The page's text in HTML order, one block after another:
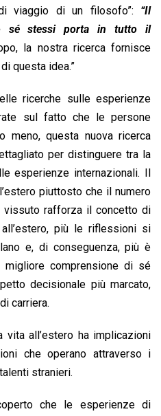
viaggio di un filosofo”: “Il
sé stessi porta in tutto il
la nostra ricerca fornisce
questa idea.”
ricerche sulle esperienze
sul fatto che le persone
meno, questa nuova ricerca
per distinguere tra la
esperienze internazionali. Il
piuttosto che il numero
rafforza il concetto di
più le riflessioni si
e, di conseguenza, più è
migliore comprensione di sé
decisionale più marcato,
carriera.
vita all’estero ha implicazioni
che operano attraverso i
stranieri.
che le esperienze di